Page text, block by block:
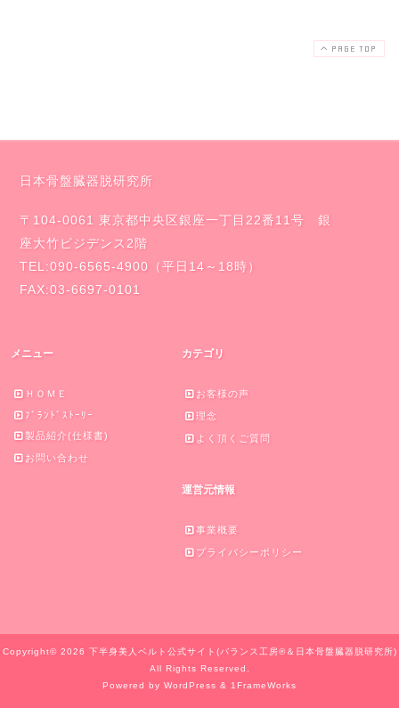
PAGE TOP
日本骨盤臓器脱研究所
〒104-0061 東京都中央区銀座一丁目22番11号 銀
座大竹ビジデンス2階
TEL:090-6565-4900（平日14～18時）
FAX:03-6697-0101
メニュー
ＨＯＭＥ
ﾌﾞﾗﾝﾄﾞｽﾄｰﾘｰ
製品紹介(仕様書)
お問い合わせ
カテゴリ
お客様の声
理念
よく頂くご質問
運営元情報
事業概要
プライバシーポリシー
Copyright© 2026 下半身美人ベルト公式サイト(バランス工房®＆日本骨盤臓器脱研究所)
All Rights Reserved.
Powered by WordPress & 1FrameWorks